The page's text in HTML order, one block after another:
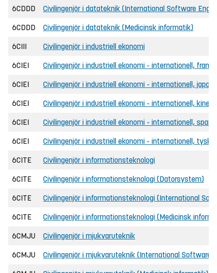
6CDDD Civilingenjör i datateknik (International Software
6CDDD Civilingenjör i datateknik (Medicinsk informatik)
6CIII Civilingenjör i industriell ekonomi
6CIEI Civilingenjör i industriell ekonomi - internationell,
6CIEI Civilingenjör i industriell ekonomi - internationell,
6CIEI Civilingenjör i industriell ekonomi - internationell,
6CIEI Civilingenjör i industriell ekonomi - internationell,
6CIEI Civilingenjör i industriell ekonomi - internationell, tyska
6CITE Civilingenjör i informationsteknologi
6CITE Civilingenjör i informationsteknologi (Datorsystem)
6CITE Civilingenjör i informationsteknologi (International
6CITE Civilingenjör i informationsteknologi (Medicinsk
6CMJU Civilingenjör i mjukvaruteknik
6CMJU Civilingenjör i mjukvaruteknik (International Software